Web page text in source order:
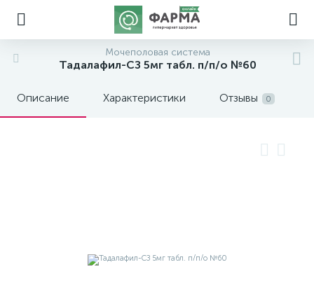
Мочеполовая система
Тадалафил-СЗ 5мг табл. п/п/о №60
Описание Характеристики Отзывы 0